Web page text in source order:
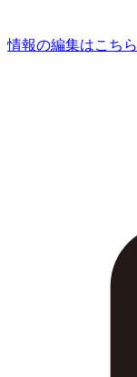
情報の編集はこちら